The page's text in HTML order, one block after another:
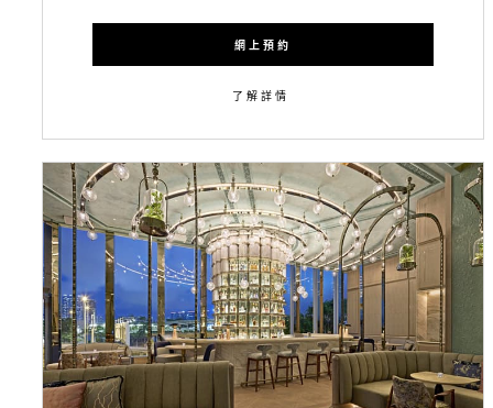
網上預約
了解詳情